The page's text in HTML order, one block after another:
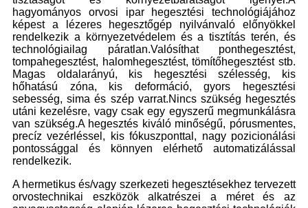
hagyományos orvosi ipar hegesztési technológiájához
képest a lézeres hegesztőgép nyilvánvaló előnyökkel
rendelkezik a környezetvédelem és a tisztítás terén, és
technológiailag páratlan.Valósíthat ponthegesztést,
tompahegesztést, halomhegesztést, tömítőhegesztést stb.
Magas oldalarányú, kis hegesztési szélesség, kis
hőhatású zóna, kis deformáció, gyors hegesztési
sebesség, sima és szép varrat.Nincs szükség hegesztés
utáni kezelésre, vagy csak egy egyszerű megmunkálásra
van szükség.A hegesztés kiváló minőségű, pórusmentes,
precíz vezérléssel, kis fókuszponttal, nagy pozicionálási
pontossággal és könnyen elérhető automatizálással
rendelkezik.
A hermetikus és/vagy szerkezeti hegesztésekhez tervezett
orvostechnikai eszközök alkatrészei a méret és az